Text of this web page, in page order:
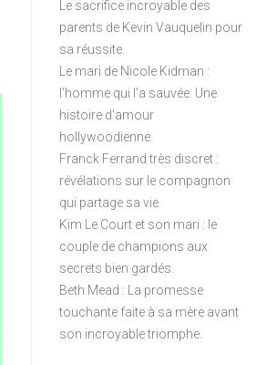
Le sacrifice incroyable des
parents de Kevin Vauquelin pour
sa réussite.
Le mari de Nicole Kidman :
l’homme qui l’a sauvée. Une
histoire d’amour
hollywoodienne.
Franck Ferrand très discret :
révélations sur le compagnon
qui partage sa vie.
Kim Le Court et son mari : le
couple de champions aux
secrets bien gardés.
Beth Mead : La promesse
touchante faite à sa mère avant
son incroyable triomphe.